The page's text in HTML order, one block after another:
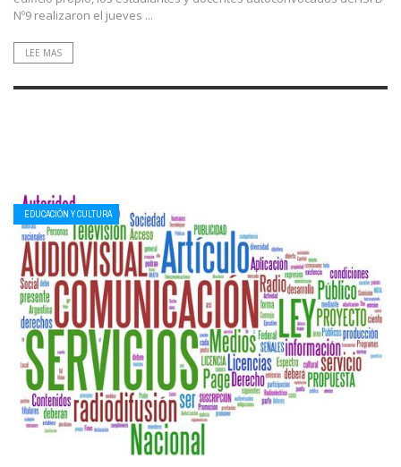
Nº9 realizaron el jueves ...
LEE MAS
EDUCACIÓN Y CULTURA